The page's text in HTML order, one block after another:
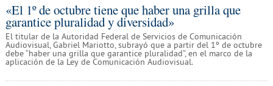
«El 1º de octubre tiene que haber una grilla que
garantice pluralidad y diversidad»
El titular de la Autoridad Federal de Servicios de Comunicación
Audiovisual, Gabriel Mariotto, subrayó que a partir del 1º de octubre
debe “haber una grilla que garantice pluralidad”, en el marco de la
aplicación de la Ley de Comunicación Audiovisual.